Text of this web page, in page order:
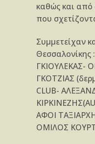
καθώς και από
που
Συμμετείχαν
Θεσσαλονίκης
ΓΚΙΟΥΛΕΚΑΣ-
ΓΚΟΤΖΙΑΣ
CLUB-
ΑΦΟΙ
ΟΜΙΛΟΣ